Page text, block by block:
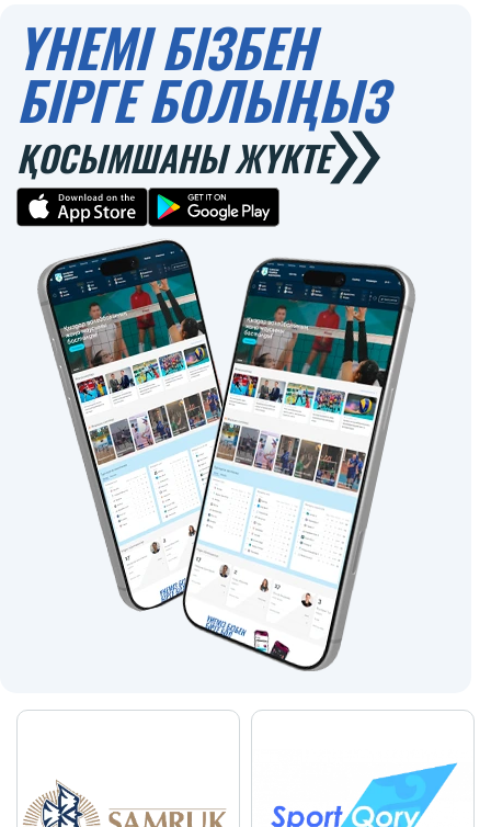
ҮНЕМІ БІЗБЕН
БІРГЕ БОЛЫҢЫЗ
ҚОСЫМШАНЫ ЖҮКТЕ